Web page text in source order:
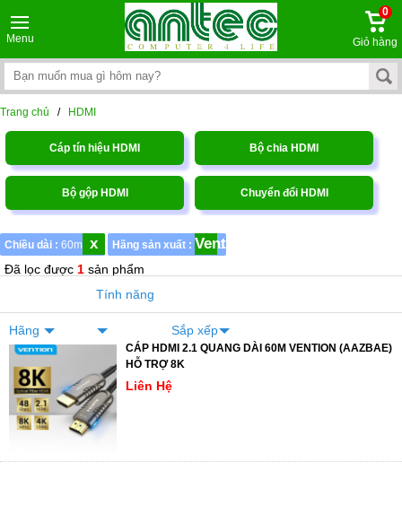
Menu
0
Giỏ hàng
Trang chủ / HDMI
Cáp tín hiệu HDMI Bộ chia HDMI
Bộ gộp HDMI Chuyển đổi HDMI
Chiều dài : 60m x Hãng sản xuất : Vention
1
Đã lọc được 1 sản phẩm
Hãng
Tính năng
Sắp xếp
CÁP HDMI 2.1 QUANG DÀI 60M VENTION (AAZBAE)
HỖ TRỢ 8K
Liên Hệ